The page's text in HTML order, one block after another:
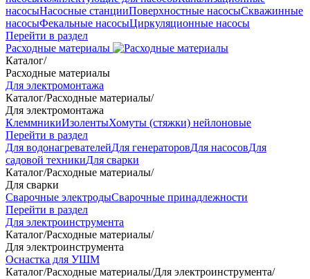
насосыНасосные станцииПоверхностные насосыСкважинные
насосыФекальные насосыЦиркуляционные насосы
Перейти в раздел
Расходные материалы
Каталог/
Расходные материалы
Для электромонтажа
Каталог/Расходные материалы/
Для электромонтажа
КлеммникиИзолентыХомуты (стяжки) нейлоновые
Перейти в раздел
Для водонагревателейДля генераторовДля насосовДля
садовой техникиДля сварки
Каталог/Расходные материалы/
Для сварки
Сварочные электродыСварочные принадлежности
Перейти в раздел
Для электроинструмента
Каталог/Расходные материалы/
Для электроинструмента
Оснастка для УШМ
Каталог/Расходные материалы/Для электроинструмента/